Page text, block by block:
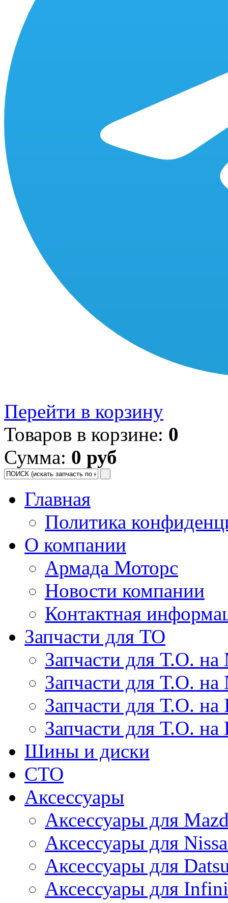
Перейти в корзину
Товаров в корзине: 0
Сумма: 0 руб
Главная
Политика
О компании
Армада Моторс
Новости компании
Контактная
Запчасти для ТО
Запчасти для Т.О. на
Запчасти для Т.О. на
Запчасти для Т.О.
Запчасти для Т.О. на
Шины и диски
СТО
Аксессуары
Аксессуары для
Аксессуары для
Аксессуары для
Аксессуары для